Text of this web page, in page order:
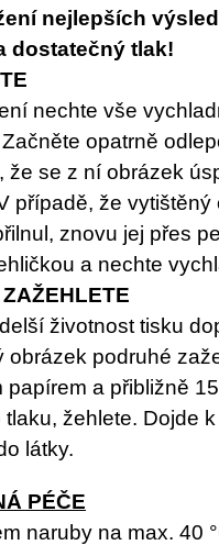
nejlepších
dostatečný tlak!
nechte vše
opatrně
že se z ní obrázek
případě, že vytištěný
znovu jej přes
a nechte
životnost tisku
obrázek podruhé
papírem a přibližně
žehlete. Dojde
látky.
PÉČE
naruby na max. 40